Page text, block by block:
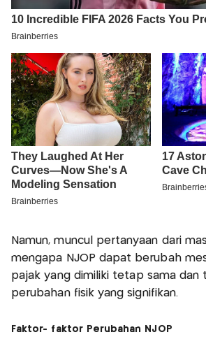
Namun, muncul pertanyaan dari
mengapa NJOP dapat berubah
pajak yang dimiliki tetap sama dan
perubahan fisik yang signifikan.
Faktor- faktor Perubahan NJOP